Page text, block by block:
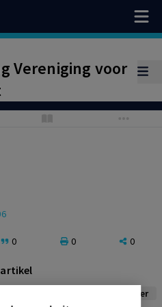
Vereniging voor
0 0 0
Vancouver